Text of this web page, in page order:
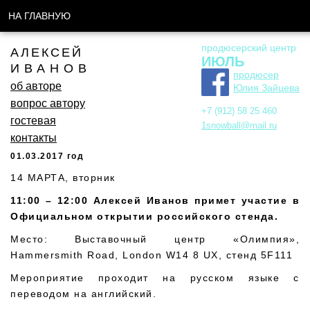
НА ГЛАВНУЮ
АЛЕКСЕЙ
ИВАНОВ
об авторе
вопрос автору
гостевая
контакты
продюсерский центр
ИЮЛЬ
продюсер
Юлия Зайцева
+7 (912) 58 25 460
1snowball@mail.ru
01.03.2017 год
14 МАРТА, вторник
11:00 – 12:00 Алексей Иванов примет участие в
Официальном открытии российского стенда.
Место: Выставочный центр «Олимпия»,
Hammersmith Road, London W14 8 UX, стенд 5F111
Мероприятие проходит на русском языке с
переводом на английский.